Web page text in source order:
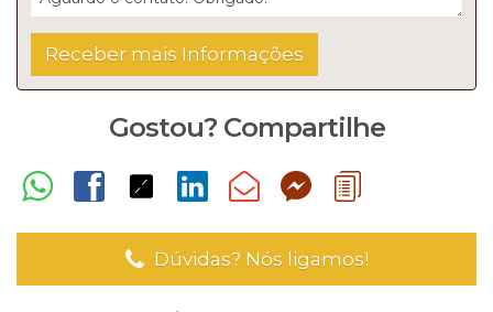
Gostou? Compartilhe
Dúvidas? Nós ligamos!